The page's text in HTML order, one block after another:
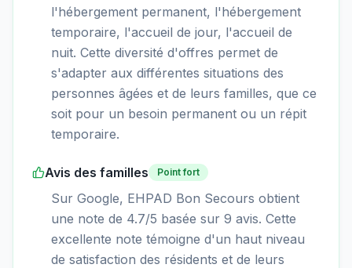
l'hébergement permanent, l'hébergement
temporaire, l'accueil de jour, l'accueil de
nuit. Cette diversité d'offres permet de
s'adapter aux différentes situations des
personnes âgées et de leurs familles, que ce
soit pour un besoin permanent ou un répit
temporaire.
Avis des familles Point fort
Sur Google, EHPAD Bon Secours obtient
une note de 4.7/5 basée sur 9 avis. Cette
excellente note témoigne d'un haut niveau
de satisfaction des résidents et de leurs